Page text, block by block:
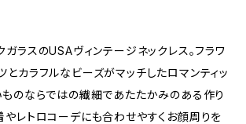
ガラスのUSAヴィンテージネックレス。フラワ
とカラフルなビーズがマッチしたロマンティッ
ものならではの繊細であたたかみのある作り
やレトロコーデにも合わせやすくお顔周りを